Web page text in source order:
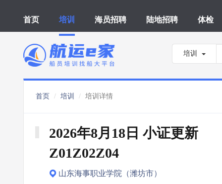
首页 培训 海员招聘 陆地招聘 体检
培训
首页 培训 培训详情
2026年8月18日 小证更新
Z01Z02Z04
山东海事职业学院（潍坊市）